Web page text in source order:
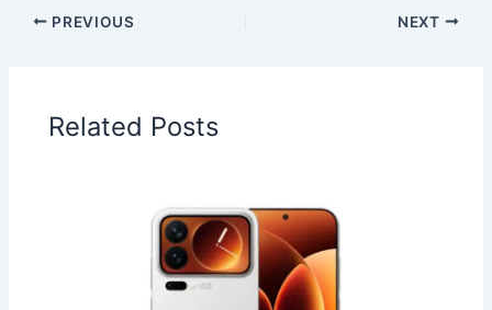
PREVIOUS NEXT
Related Posts